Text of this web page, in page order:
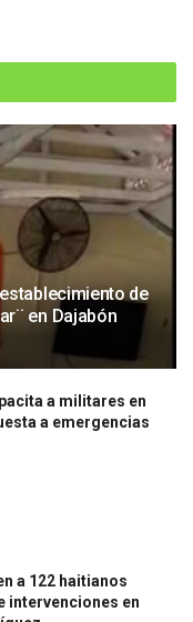
de
en Dajabón
a militares en
a emergencias
a 122 haitianos
intervenciones en